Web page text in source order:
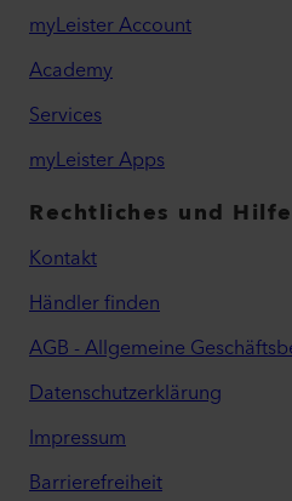
myLeister Account
Academy
Services
myLeister Apps
Rechtliches und Hilfe
Kontakt
Händler finden
AGB - Allgemeine
Datenschutzerklärung
Impressum
Barrierefreiheit